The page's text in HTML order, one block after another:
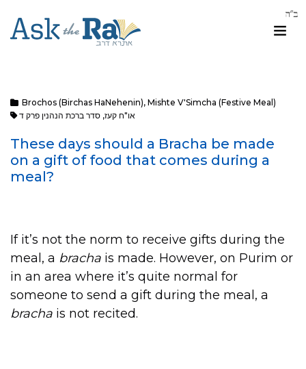
Brochos (Birchas HaNehenin), Mishte V'Simcha (Festive Meal)
או"ח קעז, סדר ברכת הנהנין פרק ד
These days should a Bracha be made
on a gift of food that comes during a
meal?
If it’s not the norm to receive gifts during the
meal, a bracha is made. However, on Purim or
in an area where it’s quite normal for
someone to send a gift during the meal, a
bracha is not recited.